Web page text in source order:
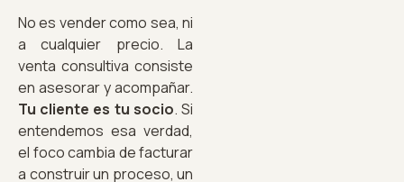
No es vender como sea, ni
a cualquier precio. La
venta consultiva consiste
en asesorar y acompañar.
Tu cliente es tu socio. Si
entendemos esa verdad,
el foco cambia de facturar
a construir un proceso, un